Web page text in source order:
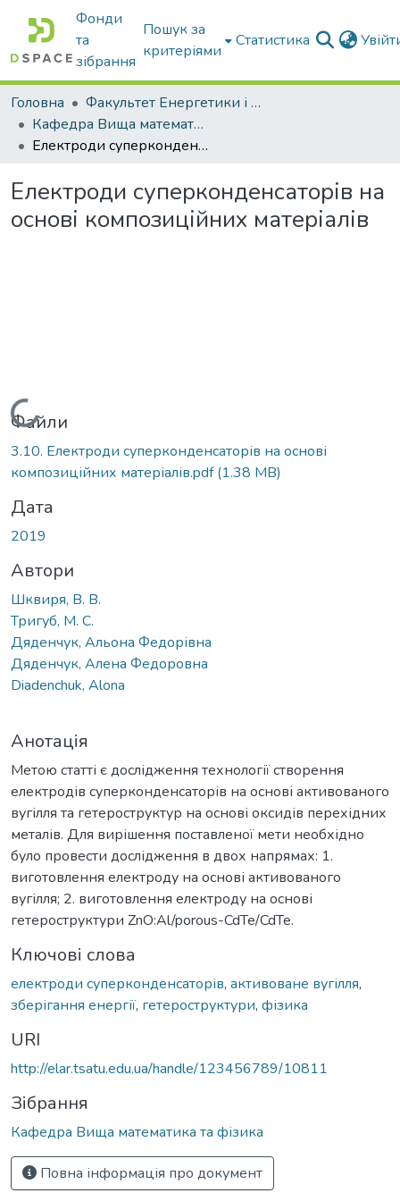
Фонди
та
зібрання
Пошук за
критеріями
Статистика
Головна
Факультет Енергетики і комп'ютерних технологій
Кафедра Вища математика та фізика
Електроди суперконденсаторів на основі композиційних матеріалів
Електроди суперконденсаторів на
основі композиційних матеріалів
Вантажиться...
Файли
3.10. Електроди суперконденсаторів на основі
композиційних матеріалів.pdf(1.38 MB)
Дата
2019
Автори
Шквиря, В. В.
Тригуб, М. С.
Дяденчук, Альона Федорівна
Дяденчук, Алена Федоровна
Diadenchuk, Alona
Анотація
Метою статті є дослідження технології створення
електродів суперконденсаторів на основі активованого
вугілля та гетероструктур на основі оксидів перехідних
металів. Для вирішення поставленої мети необхідно
було провести дослідження в двох напрямах: 1.
виготовлення електроду на основі активованого
вугілля; 2. виготовлення електроду на основі
гетероструктури ZnO:Al/porous-CdTe/CdTe.
Ключові слова
електроди суперконденсаторів, активоване вугілля,
зберігання енергії, гетероструктури, фізика
URI
http://elar.tsatu.edu.ua/handle/123456789/10811
Зібрання
Кафедра Вища математика та фізика
Повна інформація про документ